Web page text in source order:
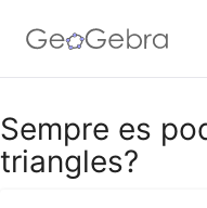
Sempre es
triangles?